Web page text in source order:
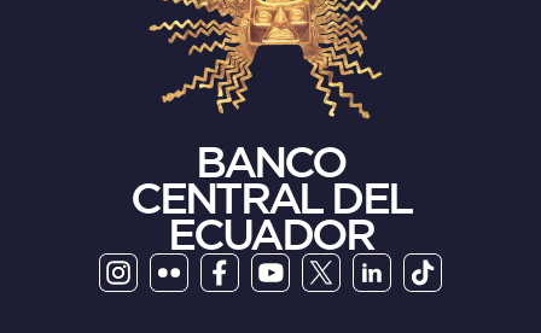
BANCO
CENTRAL DEL
ECUADOR